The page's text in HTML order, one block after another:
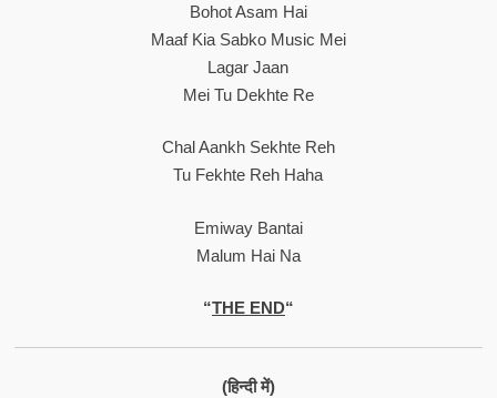
Bohot Asam Hai
Maaf Kia Sabko Music Mei
Lagar Jaan
Mei Tu Dekhte Re
Chal Aankh Sekhte Reh
Tu Fekhte Reh Haha
Emiway Bantai
Malum Hai Na
“THE END“
(हिन्दी में)